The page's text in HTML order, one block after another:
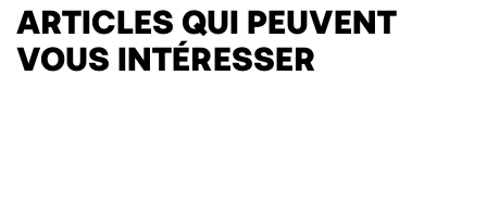
ARTICLES QUI PEUVENT
VOUS INTÉRESSER